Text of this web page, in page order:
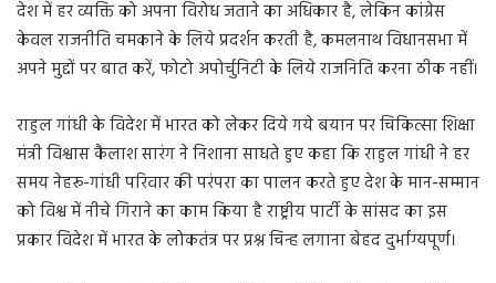
देश में हर व्यक्ति को अपना विरोध जताने का अधिकार है, लेकिन कांग्रेस
केवल राजनीति चमकाने के लिये प्रदर्शन करती है, कमलनाथ विधानसभा में
अपने मुद्दों पर बात करें, फोटो अपोर्चुनिटी के लिये राजनिति करना ठीक नहीं।
राहुल गांधी के विदेश में भारत को लेकर दिये गये बयान पर चिकित्सा शिक्षा
मंत्री विश्वास कैलाश सारंग ने निशाना साधते हुए कहा कि राहुल गांधी ने हर
समय नेहरू-गांधी परिवार की परंपरा का पालन करते हुए देश के मान-सम्मान
को विश्व में नीचे गिराने का काम किया है राष्ट्रीय पार्टी के सांसद का इस
प्रकार विदेश में भारत के लोकतंत्र पर प्रश्न चिन्ह लगाना बेहद दुर्भाग्यपूर्ण।